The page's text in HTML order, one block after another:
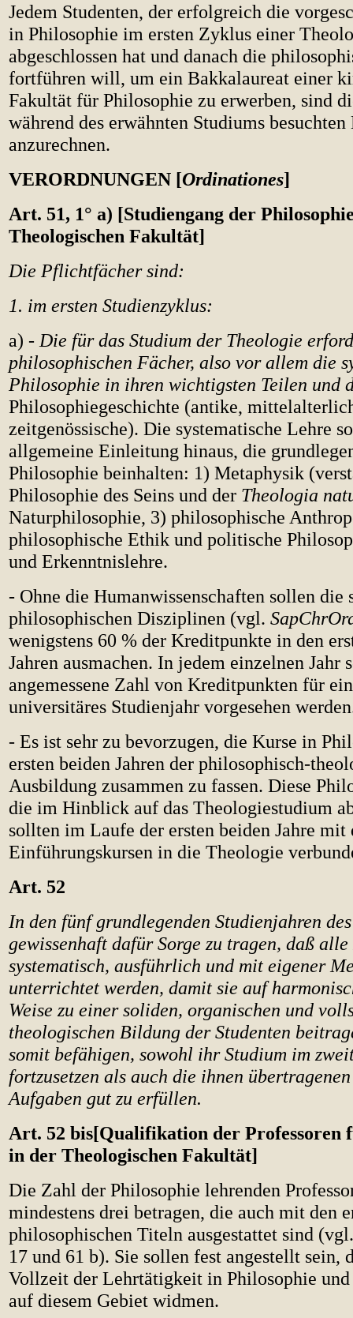
Jedem Studenten, der erfolgreich die
in Philosophie im ersten Zyklus einer
abgeschlossen hat und danach die
fortführen will, um ein Bakkalaureat einer
Fakultät für Philosophie zu erwerben, sind
während des erwähnten Studiums besuchten
anzurechnen.
VERORDNUNGEN [Ordinationes]
Art. 51, 1° a) [Studiengang der
Theologischen Fakultät]
Die Pflichtfächer sind:
1. im ersten Studienzyklus:
a) - Die für das Studium der Theologie
philosophischen Fächer, also vor allem die
Philosophie in ihren wichtigsten Teilen und
Philosophiegeschichte (antike,
zeitgenössische). Die systematische Lehre
allgemeine Einleitung hinaus, die
Philosophie beinhalten: 1) Metaphysik
Philosophie des Seins und der Theologia
Naturphilosophie, 3) philosophische
philosophische Ethik und politische
und Erkenntnislehre.
- Ohne die Humanwissenschaften sollen die
philosophischen Disziplinen (vgl.
wenigstens 60 % der Kreditpunkte in den
Jahren ausmachen. In jedem einzelnen Jahr
angemessene Zahl von Kreditpunkten für
universitäres Studienjahr vorgesehen
- Es ist sehr zu bevorzugen, die Kurse in
ersten beiden Jahren der philosophisch-
Ausbildung zusammen zu fassen. Diese
die im Hinblick auf das Theologiestudium
sollten im Laufe der ersten beiden Jahre mit
Einführungskursen in die Theologie
Art. 52
In den fünf grundlegenden Studienjahren
gewissenhaft dafür Sorge zu tragen, daß
systematisch, ausführlich und mit eigener
unterrichtet werden, damit sie auf
Weise zu einer soliden, organischen und
theologischen Bildung der Studenten
somit befähigen, sowohl ihr Studium im
fortzusetzen als auch die ihnen
Aufgaben gut zu erfüllen.
Art. 52 bis[Qualifikation der Professoren
in der Theologischen Fakultät]
Die Zahl der Philosophie lehrenden
mindestens drei betragen, die auch mit den
philosophischen Titeln ausgestattet sind
17 und 61 b). Sie sollen fest angestellt sein,
Vollzeit der Lehrtätigkeit in Philosophie und
auf diesem Gebiet widmen.